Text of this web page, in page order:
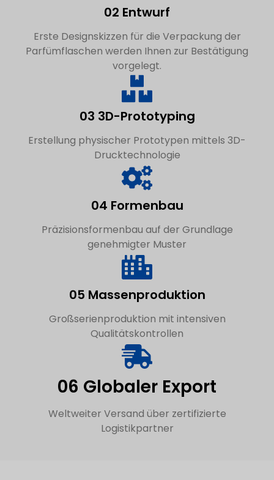
02 Entwurf
Erste Designskizzen für die Verpackung der
Parfümflaschen werden Ihnen zur Bestätigung
vorgelegt.
03 3D-Prototyping
Erstellung physischer Prototypen mittels 3D-
Drucktechnologie
04 Formenbau
Präzisionsformenbau auf der Grundlage
genehmigter Muster
05 Massenproduktion
Großserienproduktion mit intensiven
Qualitätskontrollen
06 Globaler Export
Weltweiter Versand über zertifizierte
Logistikpartner